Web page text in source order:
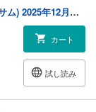
Comic ZERO-SUM (コミック ゼロサム) 2025年12月号[雑誌]
カート
試し読み